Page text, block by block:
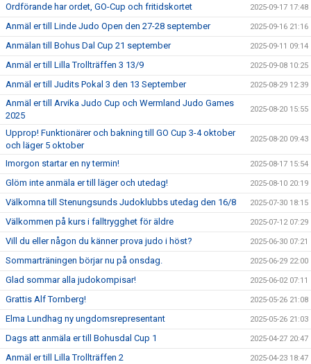
Ordförande har ordet, GO-Cup och fritidskortet 2025-09-17 17:48
Anmäl er till Linde Judo Open den 27-28 september 2025-09-16 21:16
Anmälan till Bohus Dal Cup 21 september 2025-09-11 09:14
Anmäl er till Lilla Trollträffen 3 13/9 2025-09-08 10:25
Anmäl er till Judits Pokal 3 den 13 September 2025-08-29 12:39
Anmäl er till Arvika Judo Cup och Wermland Judo Games
2025
2025-08-20 15:55
Upprop! Funktionärer och bakning till GO Cup 3-4 oktober
och läger 5 oktober
2025-08-20 09:43
Imorgon startar en ny termin! 2025-08-17 15:54
Glöm inte anmäla er till läger och utedag! 2025-08-10 20:19
Välkomna till Stenungsunds Judoklubbs utedag den 16/8 2025-07-30 18:15
Välkommen på kurs i falltrygghet för äldre 2025-07-12 07:29
Vill du eller någon du känner prova judo i höst? 2025-06-30 07:21
Sommarträningen börjar nu på onsdag. 2025-06-29 22:00
Glad sommar alla judokompisar! 2025-06-02 07:11
Grattis Alf Tornberg! 2025-05-26 21:08
Elma Lundhag ny ungdomsrepresentant 2025-05-26 21:03
Dags att anmäla er till Bohusdal Cup 1 2025-04-27 20:47
Anmäl er till Lilla Trollträffen 2 2025-04-23 18:47